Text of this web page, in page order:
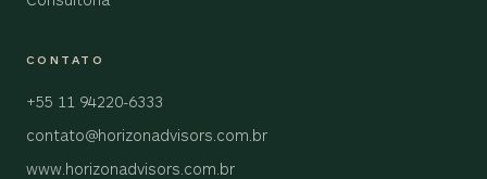
CONTATO
+55 11 94220-6333
contato@horizonadvisors.com.br
www.horizonadvisors.com.br